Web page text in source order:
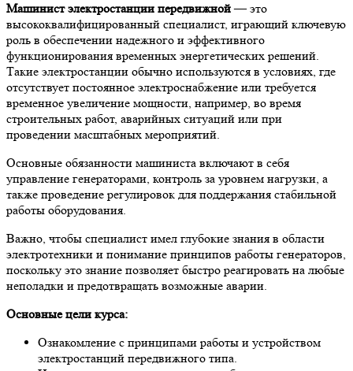
Машинист электростанции передвижной— это
высококвалифицированный специалист, играющий ключевую
роль в обеспечении надежного и эффективного
функционирования временных энергетических решений.
Такие электростанции обычно используются в условиях, где
отсутствует постоянное электроснабжение или требуется
временное увеличение мощности, например, во время
строительных работ, аварийных ситуаций или при
проведении масштабных мероприятий.
Основные обязанности машиниста включают в себя
управление генераторами, контроль за уровнем нагрузки, а
также проведение регулировок для поддержания стабильной
работы оборудования.
Важно, чтобы специалист имел глубокие знания в области
электротехники и понимание принципов работы генераторов,
поскольку это знание позволяет быстро реагировать на любые
неполадки и предотвращать возможные аварии.
Основные цели курса:
Ознакомление с принципами работы и устройством
электростанций передвижного типа.